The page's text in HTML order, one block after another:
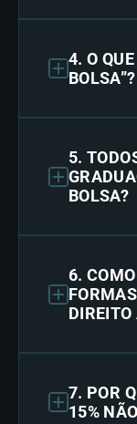
4. O
BOLSA”?
5.
BOLSA?
6.
7. POR
15%